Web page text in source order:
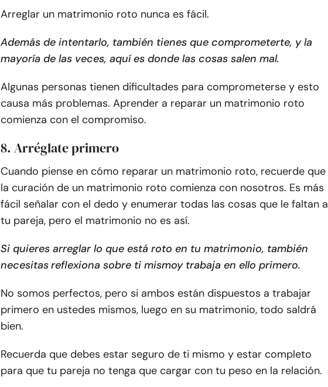
Arreglar un matrimonio roto nunca es fácil.
Además de intentarlo, también tienes que comprometerte, y la
mayoría de las veces, aquí es donde las cosas salen mal.
Algunas personas tienen dificultades para comprometerse y esto
causa más problemas. Aprender a reparar un matrimonio roto
comienza con el compromiso.
8. Arréglate primero
Cuando piense en cómo reparar un matrimonio roto, recuerde que
la curación de un matrimonio roto comienza con nosotros. Es más
fácil señalar con el dedo y enumerar todas las cosas que le faltan a
tu pareja, pero el matrimonio no es así.
Si quieres arreglar lo que está roto en tu matrimonio, también
necesitasreflexiona sobre ti mismoy trabaja en ello primero.
No somos perfectos, pero si ambos están dispuestos a trabajar
primero en ustedes mismos, luego en su matrimonio, todo saldrá
bien.
Recuerda que debes estar seguro de ti mismo y estar completo
para que tu pareja no tenga que cargar con tu peso en la relación.